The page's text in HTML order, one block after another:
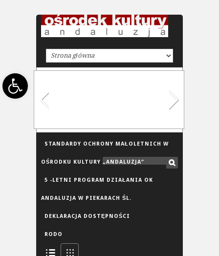
Open toolbar
STANDARDY OCHRONY MAŁOLETNICH W
OŚRODKU KULTURY „ANDALUZJA”
5 -LETNI PROGRAM DZIAŁANIA OK
ANDALUZJA W PIEKARACH ŚL.
DEKLARACJA DOSTĘPNOŚCI
RODO